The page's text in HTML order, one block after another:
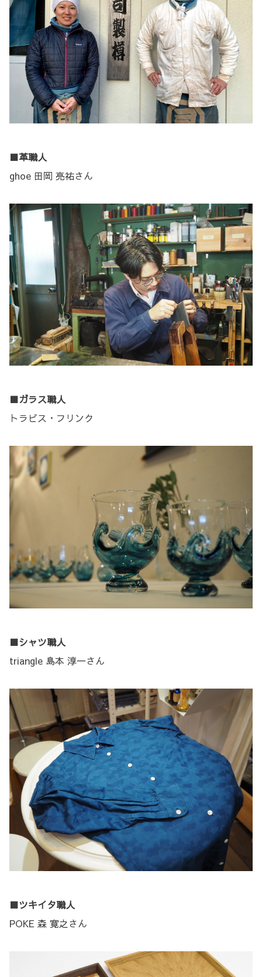
■革職人
ghoe 田岡 亮祐さん
■ガラス職人
トラビス・フリンク
■シャツ職人
triangle 島本 淳一さん
■ツキイタ職人
POKE 森 寛之さん